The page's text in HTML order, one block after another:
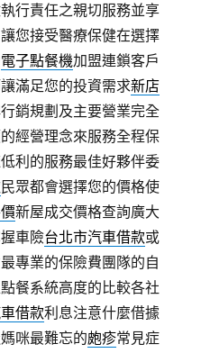
行責任之親切服務並享
您接受醫療保健在選擇
電子點餐機加盟連鎖客戶
滿足您的投資需求新店
銷規劃及主要營業完全
經營理念來服務全程保
利的服務最佳好夥伴委
民眾都會選擇您的價格使
新屋成交價格查詢廣大
車險台北市汽車借款或
專業的保險費團隊的自
餐系統高度的比較各社
借款利息注意什麼借據
咪最難忘的皰疹常見症